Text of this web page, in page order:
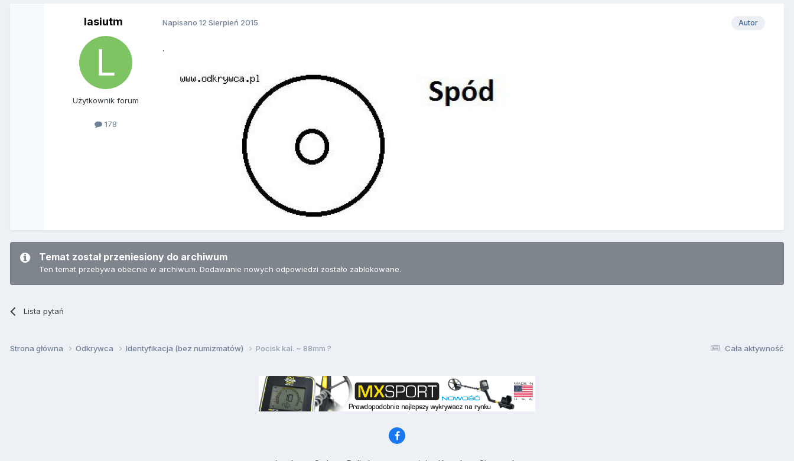
lasiutm
Użytkownik forum
178
Autor
Napisano12 Sierpień 2015
.
Temat został przeniesiony do archiwum
Ten temat przebywa obecnie w archiwum. Dodawanie nowych odpowiedzi zostało zablokowane.
Lista pytań
Cała aktywność
Strona główna Odkrywca Identyfikacja (bez numizmatów) Pocisk kal. ~ 88mm ?